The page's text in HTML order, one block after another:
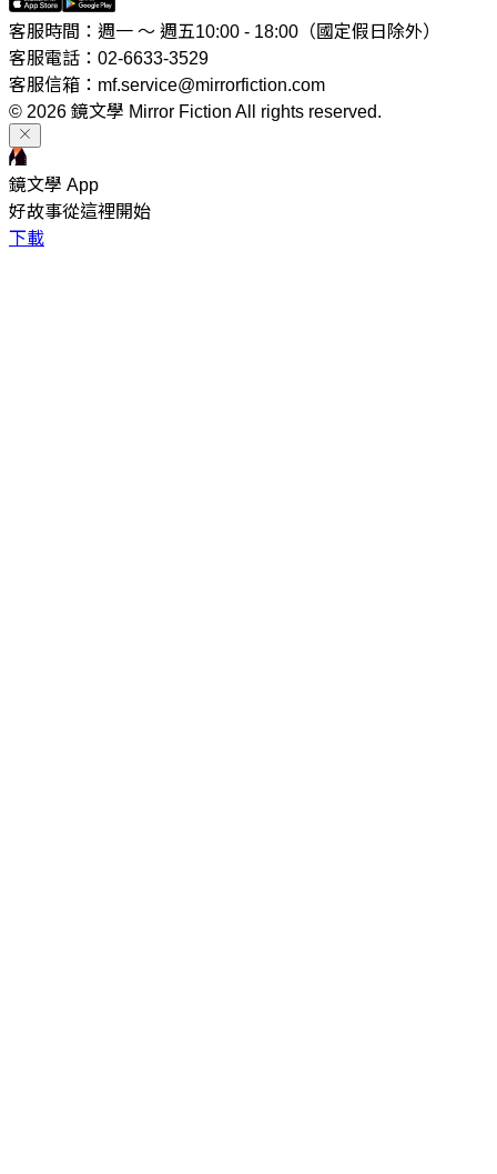
客服時間：週一 ～ 週五10:00 - 18:00（國定假日除外）
客服電話：02-6633-3529
客服信箱：mf.service@mirrorfiction.com
© 2026 鏡文學 Mirror Fiction All rights reserved.
鏡文學 App
好故事從這裡開始
下載